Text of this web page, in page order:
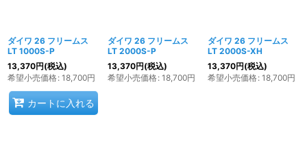
ダイワ 26 フリームス
LT 1000S-P
13,370円(税込)
希望小売価格: 18,700円
カートに入れる
ダイワ 26 フリームス
LT 2000S-P
13,370円(税込)
希望小売価格: 18,700円
ダイワ 26 フリームス
LT 2000S-XH
13,370円(税込)
希望小売価格: 18,700円